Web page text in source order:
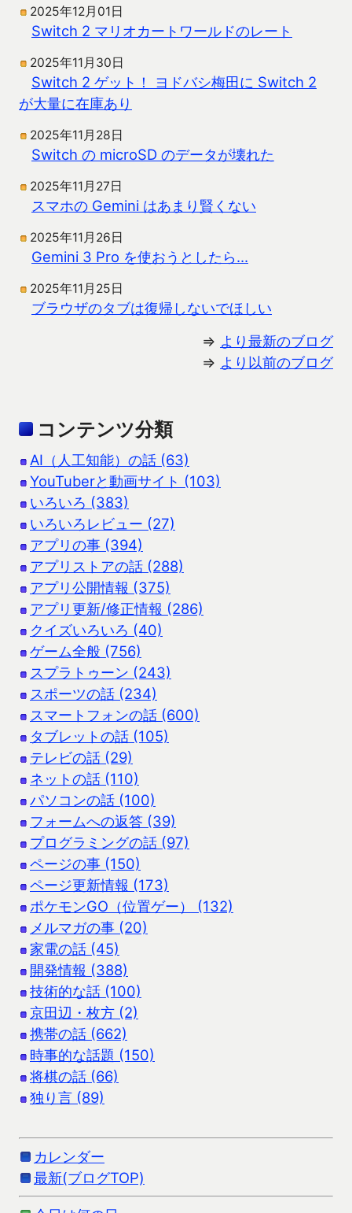
2025年12月01日
Switch 2 マリオカートワールドのレート
2025年11月30日
Switch 2 ゲット！ ヨドバシ梅田に Switch 2
が大量に在庫あり
2025年11月28日
Switch の microSD のデータが壊れた
2025年11月27日
スマホの Gemini はあまり賢くない
2025年11月26日
Gemini 3 Pro を使おうとしたら…
2025年11月25日
ブラウザのタブは復帰しないでほしい
⇒ より最新のブログ
⇒ より以前のブログ
コンテンツ分類
AI（人工知能）の話 (63)
YouTuberと動画サイト (103)
いろいろ (383)
いろいろレビュー (27)
アプリの事 (394)
アプリストアの話 (288)
アプリ公開情報 (375)
アプリ更新/修正情報 (286)
クイズいろいろ (40)
ゲーム全般 (756)
スプラトゥーン (243)
スポーツの話 (234)
スマートフォンの話 (600)
タブレットの話 (105)
テレビの話 (29)
ネットの話 (110)
パソコンの話 (100)
フォームへの返答 (39)
プログラミングの話 (97)
ページの事 (150)
ページ更新情報 (173)
ポケモンGO（位置ゲー） (132)
メルマガの事 (20)
家電の話 (45)
開発情報 (388)
技術的な話 (100)
京田辺・枚方 (2)
携帯の話 (662)
時事的な話題 (150)
将棋の話 (66)
独り言 (89)
カレンダー
最新(ブログTOP)